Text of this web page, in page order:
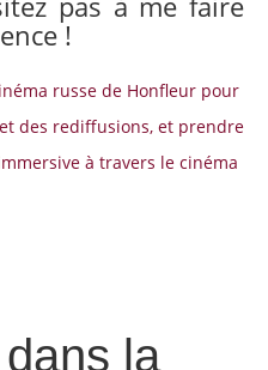
!
russe de Honfleur pour
des rediffusions, et prendre
à travers le cinéma
la